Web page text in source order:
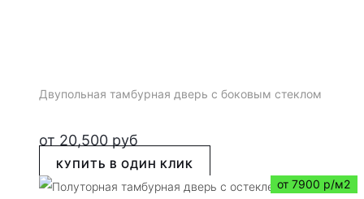
Двупольная тамбурная дверь с боковым стеклом
от 20,500 руб
КУПИТЬ В ОДИН КЛИК
от 7900 р/м2